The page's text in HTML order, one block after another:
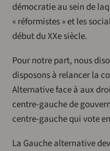
démocratie au sein de
« réformistes » et les
début du XXe siècle.
Pour notre part, nous
disposons à relancer la
Alternative face à aux
centre-gauche de
centre-gauche qui vote
La Gauche alternative